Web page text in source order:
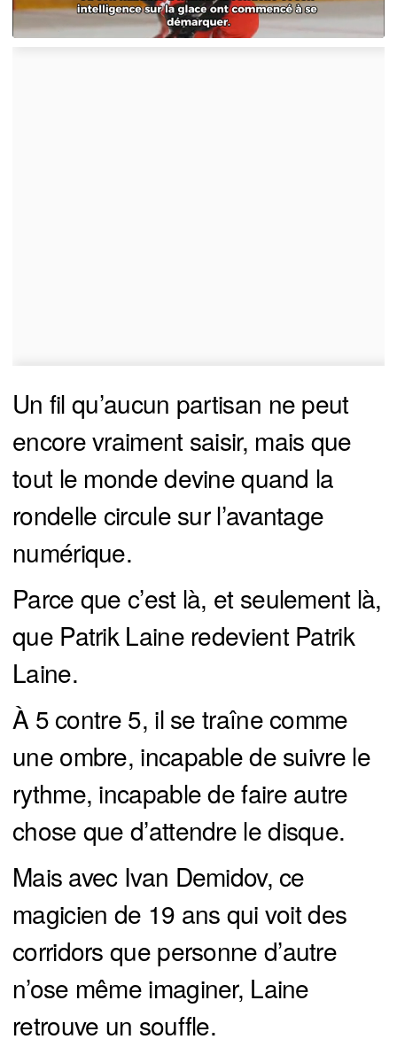
Un fil qu’aucun partisan ne peut
encore vraiment saisir, mais que
tout le monde devine quand la
rondelle circule sur l’avantage
numérique.
Parce que c’est là, et seulement là,
que Patrik Laine redevient Patrik
Laine.
À 5 contre 5, il se traîne comme
une ombre, incapable de suivre le
rythme, incapable de faire autre
chose que d’attendre le disque.
Mais avec Ivan Demidov, ce
magicien de 19 ans qui voit des
corridors que personne d’autre
n’ose même imaginer, Laine
retrouve un souffle.